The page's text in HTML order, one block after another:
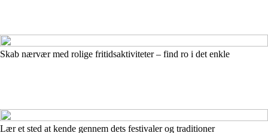
Skab nærvær med rolige fritidsaktiviteter – find ro i det enkle
Lær et sted at kende gennem dets festivaler og traditioner